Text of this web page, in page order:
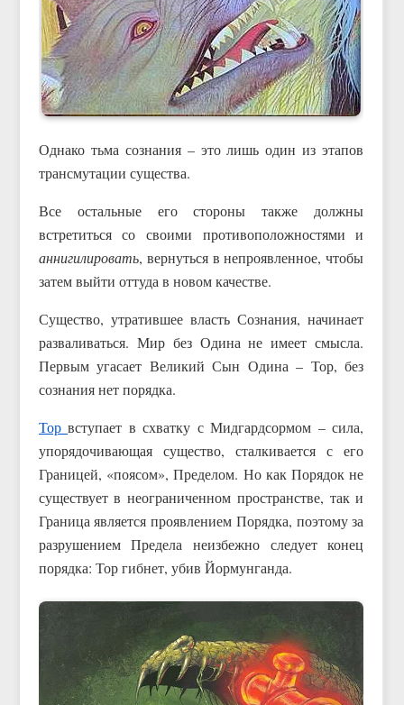
Однако тьма сознания – это лишь один из этапов
трансмутации существа.
Все остальные его стороны также должны
встретиться со своими противоположностями и
аннигилировать, вернуться в непроявленное, чтобы
затем выйти оттуда в новом качестве.
Существо, утратившее власть Сознания, начинает
разваливаться. Мир без Одина не имеет смысла.
Первым угасает Великий Сын Одина – Тор, без
сознания нет порядка.
Торвступает в схватку с Мидгардсормом – сила,
упорядочивающая существо, сталкивается с его
Границей, «поясом», Пределом. Но как Порядок не
существует в неограниченном пространстве, так и
Граница является проявлением Порядка, поэтому за
разрушением Предела неизбежно следует конец
порядка: Тор гибнет, убив Йормунганда.